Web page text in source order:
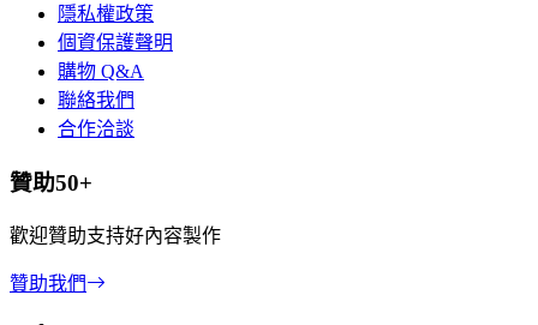
隱私權政策
個資保護聲明
購物 Q&A
聯絡我們
合作洽談
贊助50+
歡迎贊助支持好內容製作
贊助我們